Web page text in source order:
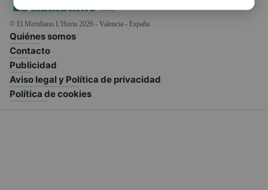
© El Meridiano L'Horta 2026 - Valencia - España
Quiénes somos
Contacto
Publicidad
Aviso legal y Política de privacidad
Política de cookies